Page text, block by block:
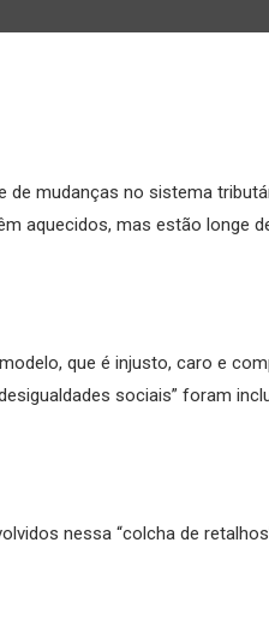
de mudanças no sistema
aquecidos, mas estão longe
que é injusto, caro e
sociais” foram
nessa “colcha de